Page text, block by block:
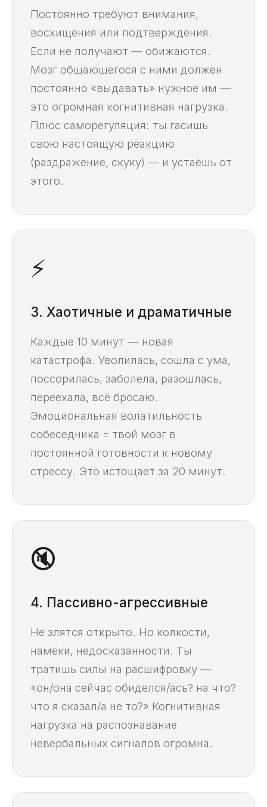
Постоянно требуют внимания,
восхищения или подтверждения.
Если не получают — обижаются.
Мозг общающегося с ними должен
постоянно «выдавать» нужное им —
это огромная когнитивная нагрузка.
Плюс саморегуляция: ты гасишь
свою настоящую реакцию
(раздражение, скуку) — и устаёшь от
этого.
⚡
3. Хаотичные и драматичные
Каждые 10 минут — новая
катастрофа. Уволилась, сошла с ума,
поссорилась, заболела, разошлась,
переехала, всё бросаю.
Эмоциональная волатильность
собеседника = твой мозг в
постоянной готовности к новому
стрессу. Это истощает за 20 минут.
🔇
4. Пассивно-агрессивные
Не злятся открыто. Но колкости,
намёки, недосказанности. Ты
тратишь силы на расшифровку —
«он/она сейчас обиделся/ась? на что?
что я сказал/а не то?» Когнитивная
нагрузка на распознавание
невербальных сигналов огромна.